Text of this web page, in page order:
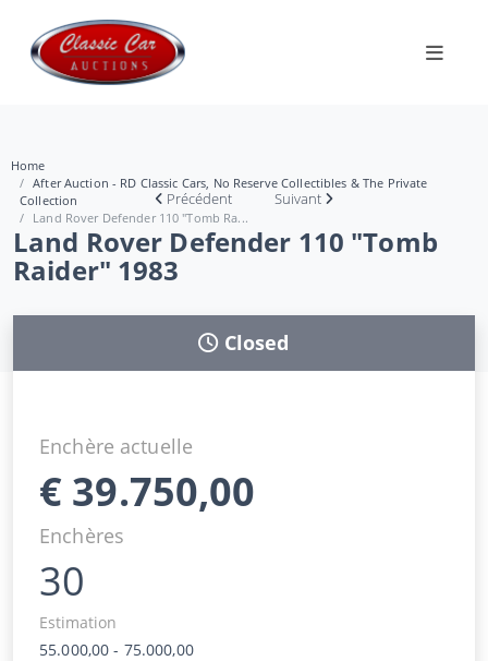
Home
After Auction - RD Classic Cars, No Reserve Collectibles & The Private
Collection
Land Rover Defender 110 "Tomb Ra...
Précédent Suivant
Land Rover Defender 110 "Tomb
Raider" 1983
Closed
Enchère actuelle
€ 39.750,00
Enchères
30
Estimation
55.000,00 - 75.000,00